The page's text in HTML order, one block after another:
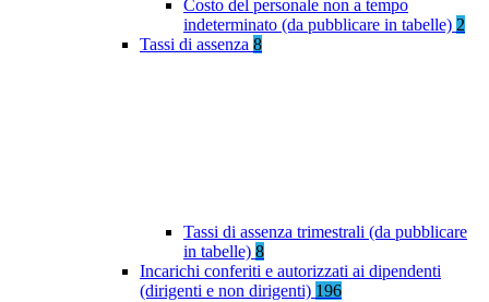
Costo del personale non a tempo
indeterminato (da pubblicare in tabelle) 2
Tassi di assenza 8
Tassi di assenza trimestrali (da pubblicare
in tabelle) 8
Incarichi conferiti e autorizzati ai dipendenti
(dirigenti e non dirigenti) 196